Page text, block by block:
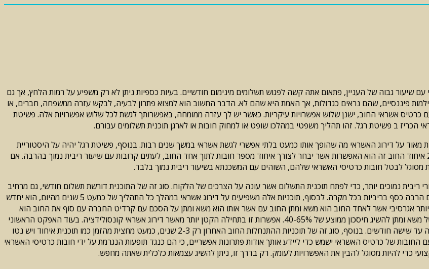
גבוה של העניין, פתאום אתה קשה לפגוש תשלומים מינימום חודשיים. בעיות כספיות ניתן לא רק משפיע על רמות הלחץ, אך גם
פיננסיים, שהם נראים כגדולות, אך האמת היא שהם לא. הדבר החשוב הוא למצוא פתרון לבעיה, לבקש עזרה ממשפחה, חברים, או
כרטיס אשראי החוב, ישנן שלוש אפשרויות עיקריות. כאשר יש לך עזרה ממומחה, באפשרותך לגשת לכל שלוש אפשרויות אלה. פשיטת
13. פשיטת הרגל יש השפעה שלילית מאוד על דירוג האשראי מה שהופך אותו כמעט בלתי אפשרי לגשת אשראי במשך שנים רבות. בנוסף, פשיטת רגל יהיה על היסטוריית
האשראי שלך לפחות עשר שנים, אף אתה יכול לשאול על זה במשך שארית חייו. 2 איחוד החוב זה הוא האפשרות אשר יבחר לצורך איחוד מספר חובות לתוך אחד החוב, לעתים קרובות עם שיעור ריבית נמוך בהרבה. אם
מסוגל לבטל חובות כרטיסי האשראי שלהם, השוהים עם המשכנתא בשיעור ריבית נמוך בלבד.
ריבית נמוכים יותר, כדי לפתח תוכנית התשלום אשר עונה על הצרכים של הלקוח. סוג זה של התוכנית דורשת תשלום חודשי, גם מרחיב
את תשלומי החובות לתקופה של 5 שנים, ומשמעות הדבר היא כי יהיה עליך לשלם הרבה כסף בריביות בכל מקרה. לבסוף, תוכניות אלה משפיעים על דירוג אשראי במהלך כל התהליך של כמעט 5 שנים מהיום, הוא יחדש
3. משא ומתן של טקטיקה הרבה יותר אגרסיבי אשר לאחד החוב הוא משא ומתן החוב עם אשר אותו הוא משא ומתן על הסכם עם קרדיט החברה עם סוף את החוב הוא
התיישב על-ידי סכום אחד פחות היתרה הנוכחית של הכרטיס. חברה מקצועית של משא ומתן להשיג חיסכון ממוצע של 40-65%. אפשרות זו בתחילה הקטן יותר מאשר דירוג אשראי קונסולידציה. בעוד האפקט הראשוני
הוא חמור יותר, דירוג אשראי מגביר פעם ההסכם הראשון, אשר ניתן על-פי ארבעה עד שישה חודשים. בנוסף, סוג זה של תוכניות ההתנחלות החוב האחרון רק 2-3 שנים, כמעט מחצית מהזמן כמו תוכנית איחוד ויש נטו
של כרטיס האשראי ישמש כדי ליידע אותך אודות פתרונות אפשריים, כי הם כנגד תופעות הנגרמת על ידי חובות כרטיסי האשראי
כדי להיות מסוגל להבין את האפשרויות לעומק. רק בדרך זו, ניתן להשיג עצמאות כלכלית שאתה מחפש.